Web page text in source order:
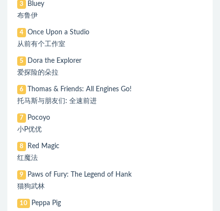
3
Bluey
布鲁伊
4
Once Upon a Studio
从前有个工作室
5
Dora the Explorer
爱探险的朵拉
6
Thomas & Friends: All Engines Go!
托马斯与朋友们: 全速前进
7
Pocoyo
小P优优
8
Red Magic
红魔法
9
Paws of Fury: The Legend of Hank
猫狗武林
10
Peppa Pig